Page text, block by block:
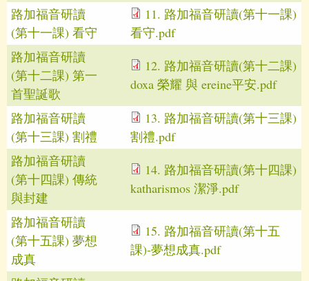
路加福音研讀
(第十一課) 看守
11. 路加福音研讀(第十一課)
看守.pdf
路加福音研讀
(第十二課) 第一
首聖誕歌
12. 路加福音研讀(第十二課)
doxa 榮耀 與 ereine平安.pdf
路加福音研讀
(第十三課) 割禮
13. 路加福音研讀(第十三課)
割禮.pdf
路加福音研讀
(第十四課) 傳統
與封建
14. 路加福音研讀(第十四課)
katharismos 潔淨.pdf
路加福音研讀
(第十五課) 夢想
成真
15. 路加福音研讀(第十五
課)-夢想成真.pdf